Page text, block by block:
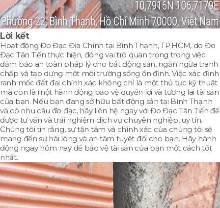
Lời kết
Hoạt động Đo Đạc Địa Chính tại Bình Thạnh, TP.HCM, do Đo
Đạc Tân Tiến thực hiện, đóng vai trò quan trọng trong việc
đảm bảo an toàn pháp lý cho bất động sản, ngăn ngừa tranh
chấp và tạo dựng một môi trường sống ổn định. Việc xác định
ranh mốc đất đai chính xác không chỉ là một thủ tục kỹ thuật
mà còn là một hành động bảo vệ quyền lợi và tương lai tài sản
của bạn. Nếu bạn đang sở hữu bất động sản tại Bình Thạnh
và có nhu cầu đo đạc, hãy liên hệ ngay với Đo Đạc Tân Tiến để
được tư vấn và trải nghiệm dịch vụ chuyên nghiệp, uy tín.
Chúng tôi tin rằng, sự tận tâm và chính xác của chúng tôi sẽ
mang đến sự hài lòng và an tâm tuyệt đối cho bạn. Hãy hành
động ngay hôm nay để bảo vệ tài sản của bạn một cách tốt
nhất.